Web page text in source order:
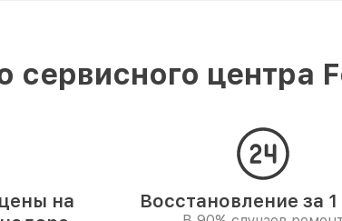
сервисного центра
на
Восстановление за